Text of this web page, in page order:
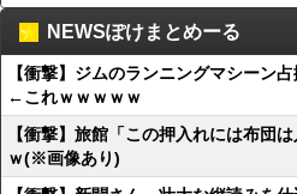
NEWSぽけまとめーる
【衝撃】ジムのランニングマシーン
←これｗｗｗｗｗ
【衝撃】旅館「この押入れには布団
ｗ(※画像あり)